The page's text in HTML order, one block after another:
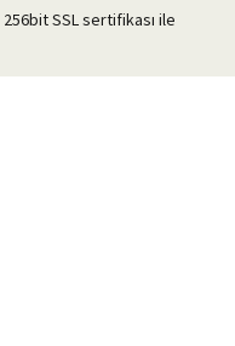
256bit SSL sertifikası ile